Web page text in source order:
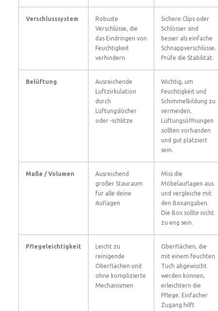
Verschlusssystem
Robuste
Verschlüsse, die
das Eindringen von
Feuchtigkeit
verhindern
Sichere Clips oder
Schlösser sind
besser als einfache
Schnappverschlüsse.
Prüfe die Stabilität.
Belüftung
Ausreichende
Luftzirkulation
durch
Lüftungslöcher
oder -schlitze
Wichtig, um
Feuchtigkeit und
Schimmelbildung zu
vermeiden.
Lüftungsöffnungen
sollten vorhanden
und gut platziert
sein.
Maße / Volumen
Ausreichend
großer Stauraum
für alle deine
Auflagen
Miss die
Möbelauflagen aus
und vergleiche mit
den Boxangaben.
Die Box sollte nicht
zu eng sein.
Pflegeleichtigkeit
Leicht zu
reinigende
Oberflächen und
ohne komplizierte
Mechanismen
Oberflächen, die
mit einem feuchten
Tuch abgewischt
werden können,
erleichtern die
Pflege. Einfacher
Zugang hilft